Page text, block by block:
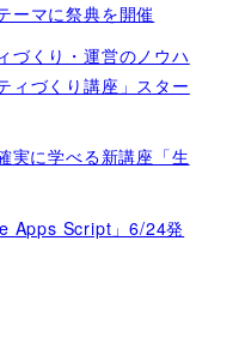
ーマに祭典を開催
づくり・運営のノウハ
ィづくり講座」スター
実に学べる新講座「生
Apps Script」6/24発